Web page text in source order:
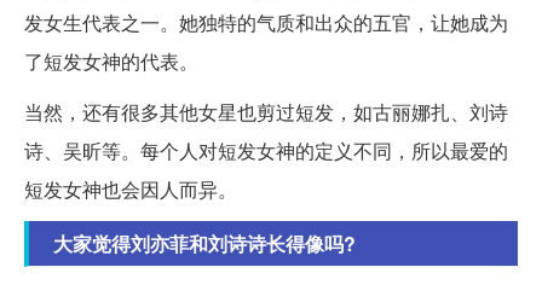
发女生代表之一。她独特的气质和出众的五官，让她成为
了短发女神的代表。
当然，还有很多其他女星也剪过短发，如古丽娜扎、刘诗
诗、吴昕等。每个人对短发女神的定义不同，所以最爱的
短发女神也会因人而异。
大家觉得刘亦菲和刘诗诗长得像吗?